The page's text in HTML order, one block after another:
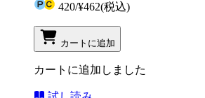
420/¥462(税込)
カートに追加
カートに追加しました